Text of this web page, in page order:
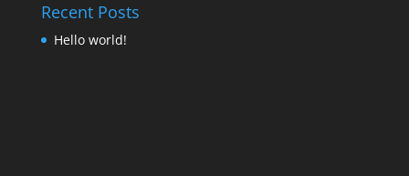
Recent Posts
Hello world!